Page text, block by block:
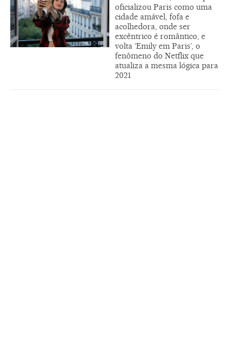
oficializou Paris como uma
cidade amável, fofa e
acolhedora, onde ser
excêntrico é romântico, e
volta ‘Emily em Paris’, o
fenômeno do Netflix que
atualiza a mesma lógica para
2021